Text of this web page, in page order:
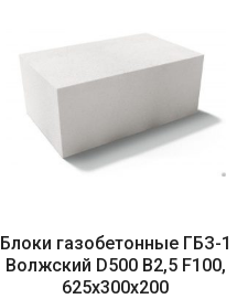
Блоки газобетонные ГБЗ-1
Волжский D500 B2,5 F100,
625х300х200